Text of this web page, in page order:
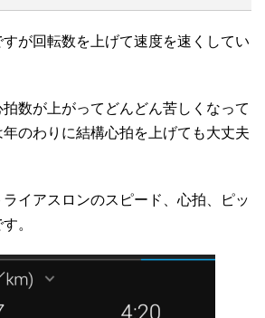
が回転数を上げて速度を速くしてい
数が上がってどんどん苦しくなって
のわりに結構心拍を上げても大丈夫
イアスロンのスピード、心拍、ピッ
。